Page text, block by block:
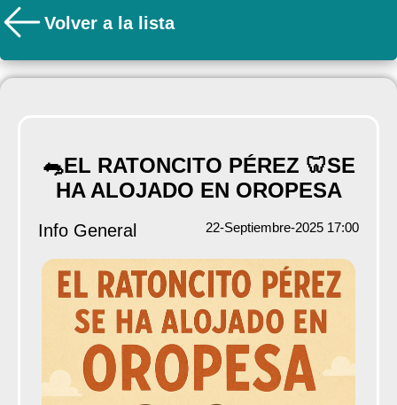
Volver a la lista
🐀EL RATONCITO PÉREZ 🦷SE
HA ALOJADO EN OROPESA
Info General 22-Septiembre-2025 17:00